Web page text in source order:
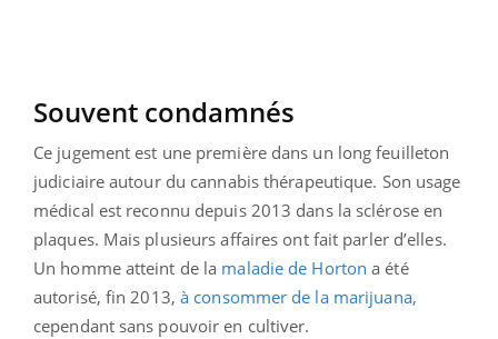
Souvent condamnés
Ce jugement est une première dans un long feuilleton
judiciaire autour du cannabis thérapeutique. Son usage
médical est reconnu depuis 2013 dans la sclérose en
plaques. Mais plusieurs affaires ont fait parler d’elles.
Un homme atteint de la maladie de Horton a été
autorisé, fin 2013, à consommer de la marijuana,
cependant sans pouvoir en cultiver.